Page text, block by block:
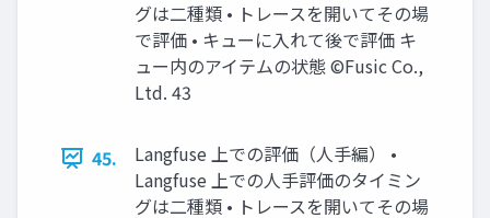
グは二種類 • トレースを開いてその場
で評価 • キューに入れて後で評価 キ
ュー内のアイテムの状態 ©Fusic Co.,
Ltd. 43
45.
Langfuse 上での評価（人手編） •
Langfuse 上での人手評価のタイミン
グは二種類 • トレースを開いてその場